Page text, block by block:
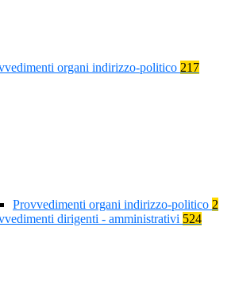
organi indirizzo-politico 217
Provvedimenti organi indirizzo-politico 2
dirigenti - amministrativi 524